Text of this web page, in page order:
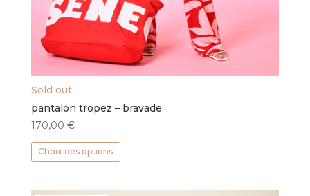
Sold out
pantalon tropez – bravade
170,00 €
Choix des options
Ce
plusieurs